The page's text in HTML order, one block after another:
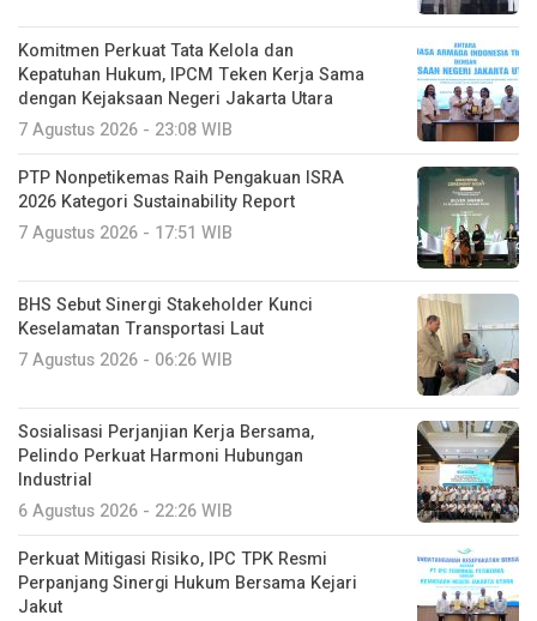
Komitmen Perkuat Tata Kelola dan
Kepatuhan Hukum, IPCM Teken Kerja Sama
dengan Kejaksaan Negeri Jakarta Utara
7 Agustus 2026 - 23:08 WIB
PTP Nonpetikemas Raih Pengakuan ISRA
2026 Kategori Sustainability Report
7 Agustus 2026 - 17:51 WIB
BHS Sebut Sinergi Stakeholder Kunci
Keselamatan Transportasi Laut
7 Agustus 2026 - 06:26 WIB
Sosialisasi Perjanjian Kerja Bersama,
Pelindo Perkuat Harmoni Hubungan
Industrial
6 Agustus 2026 - 22:26 WIB
Perkuat Mitigasi Risiko, IPC TPK Resmi
Perpanjang Sinergi Hukum Bersama Kejari
Jakut